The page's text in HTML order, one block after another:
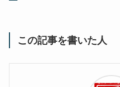
この記事を書いた人